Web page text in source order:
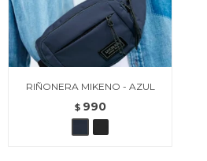
RIÑONERA MIKENO - AZUL
$ 990